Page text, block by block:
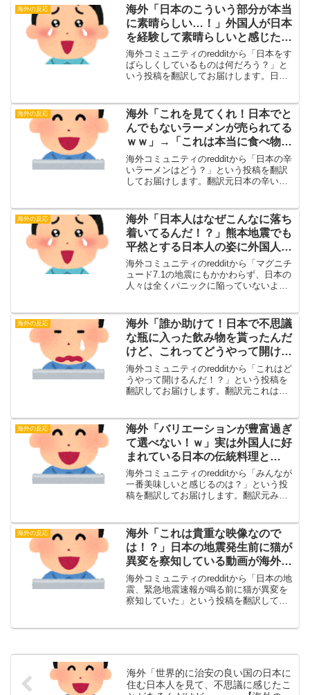
海外の反応
海外「日本のこういう部分が本当
に素晴らしい…！」外国人が日本
を経験して素晴らしいと感じたも
のとは・・・？【海外の反応】
海外コミュニティのredditから「日本をす
ばらしくしているものは何だろう？」と
いう投稿を翻訳してお届けします。日本
のは何だろう？翻訳元海外の反応・海外
の反応自分にとっ...
海外の反応
海外「これを見てくれ！日本でと
んでもないラーメンが売られてる
ｗｗ」→「これは本当に食べ物な
のか！？ｗ」【海外の反応】
海外コミュニティのredditから「日本の辛
いラーメンはどう？」という投稿を翻訳
してお届けします。翻訳元日本の辛いラ
好きだけど、これはさすがにやりすぎｗ
一口くらいなら...
海外の反応
海外「日本人はなぜこんなに落ち
着いてるんだ！？」熊本地震でも
平然とする日本人の姿に外国人が
興味津々【海外の反応】
海外コミュニティのredditから「マグニチ
ュード7.1の地震にもかかわらず、日本の
人々は全くパニックに陥っていないよう
かかわらず、日本の人々は全くパニック
に陥って...
海外の反応
海外「誰か助けて！日本で不思議
な瓶に入った飲み物を貰ったんだ
けど、これってどうやって開ける
んだ！？」【海外の反応】
海外コミュニティのredditから「これはど
うやって開けるんだ！？」という投稿を
翻訳してお届けします。翻訳元これはど
トした料理と一緒にもらった飲み物なん
だけど、説明を読...
海外の反応
海外「バリエーションが豊富過ぎ
て選べない！ｗ」実は外国人に好
まれている日本の伝統料理と
は・・・？【海外の反応】
海外コミュニティのredditから「みんなが
一番美味しいと感じるのは？」という投
稿を翻訳してお届けします。翻訳元みん
り一番だと思う。みんなはどう思う？・
海外の反応自分は...
海外の反応
海外「これは貴重な映像なので
は！？」日本の地震発生前に猫が
異変を察知している動画が海外で
話題に【海外の反応】
海外コミュニティのredditから「日本の地
震、緊急地震速報が鳴る前に猫が異変を
察知していた」という投稿を翻訳してお
海外「世界的に治安の良い国の日本に
住む日本人を見て、不思議に感じたこ